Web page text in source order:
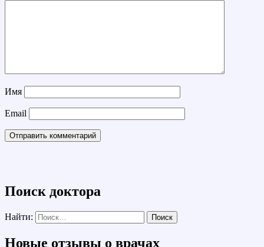
Имя
Email
Поиск доктора
Найти:
Новые отзывы о врачах